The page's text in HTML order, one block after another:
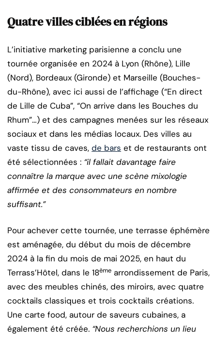
Quatre villes ciblées en régions
L’initiative marketing parisienne a conclu une
tournée organisée en 2024 à Lyon (Rhône), Lille
(Nord), Bordeaux (Gironde) et Marseille (Bouches-
du-Rhône), avec ici aussi de l’affichage (“En direct
de Lille de Cuba”, “On arrive dans les Bouches du
Rhum”…) et des campagnes menées sur les réseaux
sociaux et dans les médias locaux. Des villes au
vaste tissu de caves, de bars et de restaurants ont
été sélectionnées : “il fallait davantage faire
connaître la marque avec une scène mixologie
affirmée et des consommateurs en nombre
suffisant.”
Pour achever cette tournée, une terrasse éphémère
est aménagée, du début du mois de décembre
2024 à la fin du mois de mai 2025, en haut du
Terrass’Hôtel, dans le 18ème arrondissement de Paris,
avec des meubles chinés, des miroirs, avec quatre
cocktails classiques et trois cocktails créations.
Une carte food, autour de saveurs cubaines, a
également été créée. “Nous recherchions un lieu